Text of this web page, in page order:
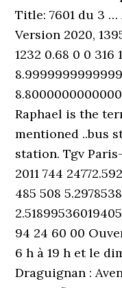
Title: 7601 du 3
Version 2020,
1232 0.68 0 0 316
Raphael is the
mentioned ..bus
station. Tgv Paris-
2011 744
485 508
94 24 60 00
6 h à 19 h et le
Draguignan :